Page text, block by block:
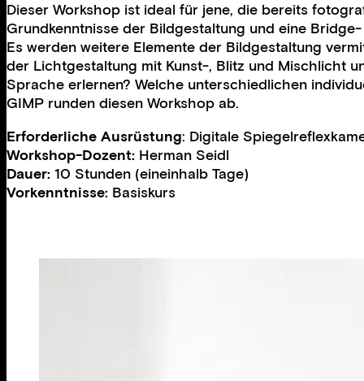
Dieser Workshop ist ideal für jene, die bereits
Grundkenntnisse der Bildgestaltung und eine
Es werden weitere Elemente der Bildgestaltung
der Lichtgestaltung mit Kunst-, Blitz und Mischlicht
Sprache erlernen? Welche unterschiedlichen
GIMP runden diesen Workshop ab.
Erforderliche Ausrüstung: Digitale
Workshop-Dozent: Herman Seidl
Dauer: 10 Stunden (eineinhalb Tage)
Vorkenntnisse: Basiskurs